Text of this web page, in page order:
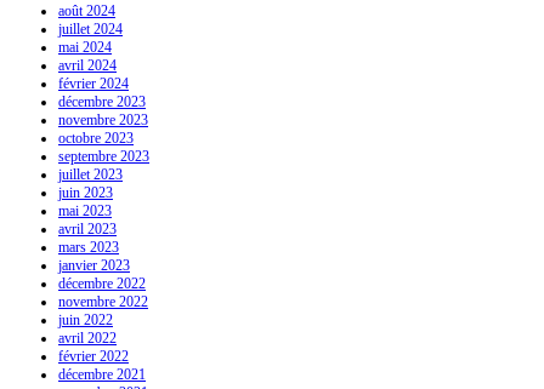
août 2024
juillet 2024
mai 2024
avril 2024
février 2024
décembre 2023
novembre 2023
octobre 2023
septembre 2023
juillet 2023
juin 2023
mai 2023
avril 2023
mars 2023
janvier 2023
décembre 2022
novembre 2022
juin 2022
avril 2022
février 2022
décembre 2021